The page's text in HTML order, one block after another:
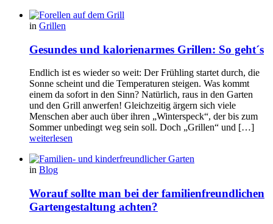
in Grillen
Gesundes und kalorienarmes Grillen: So geht´s
Endlich ist es wieder so weit: Der Frühling startet durch, die
Sonne scheint und die Temperaturen steigen. Was kommt
einem da sofort in den Sinn? Natürlich, raus in den Garten
und den Grill anwerfen! Gleichzeitig ärgern sich viele
Menschen aber auch über ihren „Winterspeck“, der bis zum
Sommer unbedingt weg sein soll. Doch „Grillen“ und […]
weiterlesen
in Blog
Worauf sollte man bei der familienfreundlichen
Gartengestaltung achten?